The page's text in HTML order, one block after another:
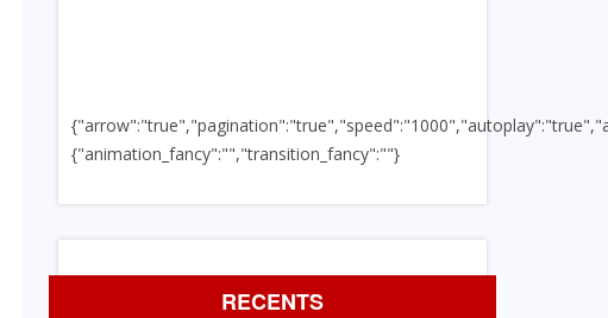
{"animation_fancy":"","transition_fancy":""}
RECENTS